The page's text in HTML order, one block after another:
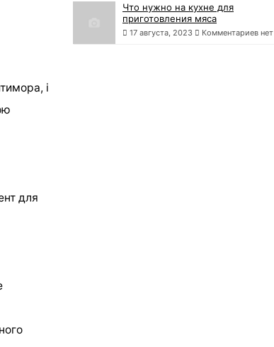
і
для
Что нужно на кухне для
приготовления мяса
17 августа, 2023 Комментариев нет